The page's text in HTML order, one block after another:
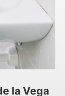
la Vega